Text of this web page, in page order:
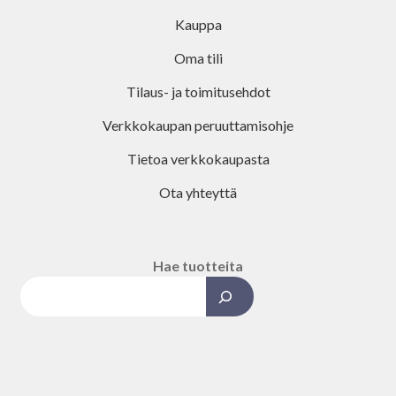
Kauppa
Oma tili
Tilaus- ja toimitusehdot
Verkkokaupan peruuttamisohje
Tietoa verkkokaupasta
Ota yhteyttä
Hae tuotteita